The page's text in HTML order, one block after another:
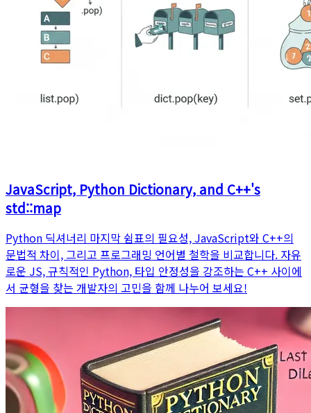
JavaScript, Python Dictionary, and C++'s
std::map
Python 딕셔너리 마지막 쉼표의 필요성, JavaScript와 C++의
문법적 차이, 그리고 프로그래밍 언어별 철학을 비교합니다. 자유
로운 JS, 규칙적인 Python, 타입 안정성을 강조하는 C++ 사이에
서 균형을 찾는 개발자의 고민을 함께 나누어 보세요!